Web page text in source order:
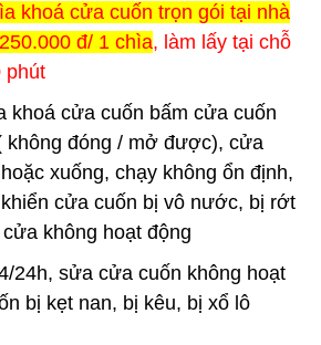
khoá cửa cuốn trọn gói tại nhà
đ/ 1 chìa, làm lấy tại chỗ
phút
khoá cửa cuốn bấm cửa cuốn
không đóng / mở được), cửa
xuống, chạy không ổn định,
cửa cuốn bị vô nước, bị rớt
không hoạt động
24h, sửa cửa cuốn không hoạt
bị kẹt nan, bị kêu, bị xổ lô